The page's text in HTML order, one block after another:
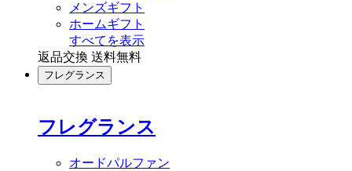
メンズギフト
ホームギフト
すべてを表示
返品交換 送料無料
フレグランス
フレグランス
オードパルファン